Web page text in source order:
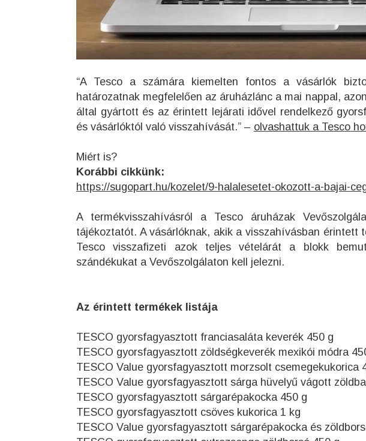
“A Tesco a számára kiemelten fontos a vásárlók
határozatnak megfelelően az áruházlánc a mai nappal,
által gyártott és az érintett lejárati idővel rendelkező
és vásárlóktól való visszahívását.” – olvashattuk a Tesco
Miért is?
Korábbi cikkünk:
https://sugopart.hu/kozelet/9-halalesetet-okozott-a-bajai-
A termékvisszahívásról a Tesco áruházak
tájékoztatót. A vásárlóknak, akik a visszahívásban érintett
Tesco visszafizeti azok teljes vételárát a blokk
szándékukat a Vevőszolgálaton kell jelezni.
Az érintett termékek listája
TESCO gyorsfagyasztott franciasaláta keverék 450 g
TESCO gyorsfagyasztott zöldségkeverék mexikói módra
TESCO Value gyorsfagyasztott morzsolt csemegekukorica
TESCO Value gyorsfagyasztott sárga hüvelyű vágott
TESCO gyorsfagyasztott sárgarépakocka 450 g
TESCO gyorsfagyasztott csöves kukorica 1 kg
TESCO Value gyorsfagyasztott sárgarépakocka és